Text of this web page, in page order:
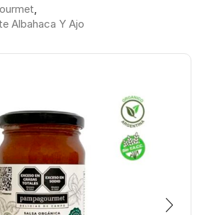
,
Albahaca Y Ajo